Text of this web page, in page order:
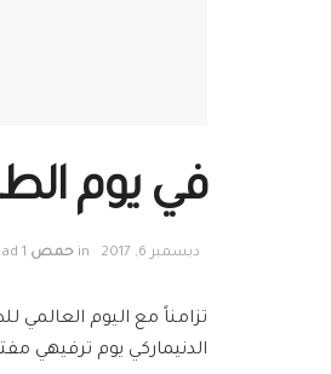
في يوم
ديسمبر 6, 2017 in حمص 1 min read
الدنيماركي يوم ترفيهي